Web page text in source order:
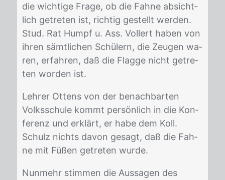
die wich­ti­ge Fra­ge, ob die Fah­ne ab­sicht­
lich ge­tre­ten ist, rich­tig ge­stellt wer­den.
Stud. Rat Humpf u. Ass. Vol­lert ha­ben von
ih­ren sämt­li­chen Schü­lern, die Zeu­gen wa­
ren, er­fah­ren, daß die Flag­ge nicht ge­tre­
ten wor­den ist.
Leh­rer Ot­tens von der be­nach­bar­ten
Volks­schu­le kommt per­sön­lich in die Kon­
fe­renz und er­klärt, er habe dem Koll.
Schulz nichts da­von ge­sagt, daß die Fah­
ne mit Fü­ßen ge­tre­ten wur­de.
Nun­mehr stim­men die Aus­sa­gen des